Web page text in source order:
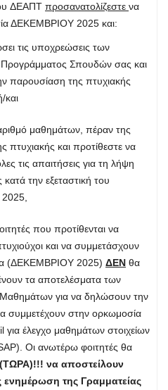
ΔΕΑΠΤ προσανατολίζεστε να
ΔΕΚΕΜΒΡΙΟΥ 2025 και:
τις υποχρεώσεις των
Σπουδών σας και
παρουσίαση της πτυχιακής
και
μαθημάτων, πέραν της
πτυχιακής και προτίθεστε να
τις απαιτήσεις για τη λήψη
την εξεταστική του
που προτίθενται να
και να συμμετάσχουν
(ΔΕΚΕΜΒΡΙΟΥ 2025) ΔΕΝ θα
τα αποτελέσματα των
για να δηλώσουν την
συμμετέχουν στην ορκωμοσία
έλεγχο μαθημάτων στοιχείων
Οι ανωτέρω φοιτητές θα
(ΤΩΡΑ)!!! να αποστείλουν
της Γραμματείας